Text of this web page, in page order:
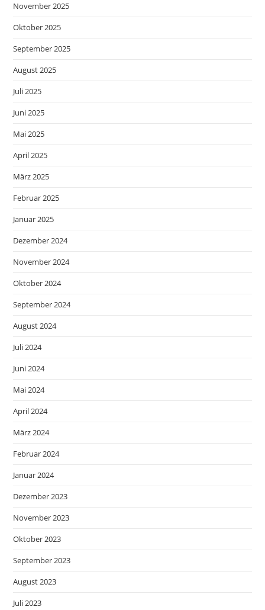
November 2025
Oktober 2025
September 2025
August 2025
Juli 2025
Juni 2025
Mai 2025
April 2025
März 2025
Februar 2025
Januar 2025
Dezember 2024
November 2024
Oktober 2024
September 2024
August 2024
Juli 2024
Juni 2024
Mai 2024
April 2024
März 2024
Februar 2024
Januar 2024
Dezember 2023
November 2023
Oktober 2023
September 2023
August 2023
Juli 2023